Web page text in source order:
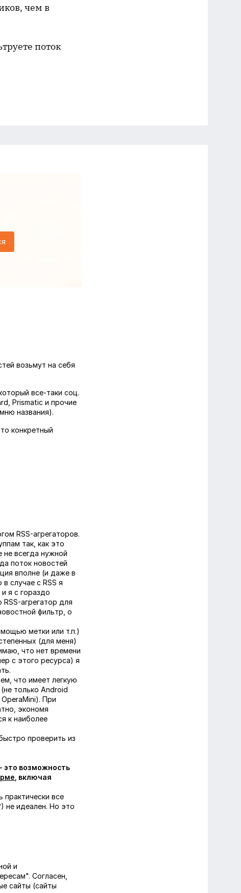
чем в
поток
возьмут на себя
все-таки соц.
Prismatic и прочие
названия).
конкретный
RSS-агрегаторов.
так, как это
не всегда нужной
поток новостей
вполне (и даже в
случае с RSS я
я с гораздо
агрегатор для
фильтр, о
метки или т.п.)
(для меня)
что нет времени
с этого ресурса) я
что имеет легкую
только Android
При
экономя
к наиболее
проверить из
это возможность
, включая
практически все
не идеален. Но это
и
Согласен,
сайты (сайты